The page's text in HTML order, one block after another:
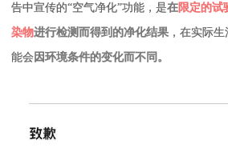
告中宣传的“空气净化”功能，是在限定的试
染物进行检测而得到的净化结果，在实际生
能会因环境条件的变化而不同。